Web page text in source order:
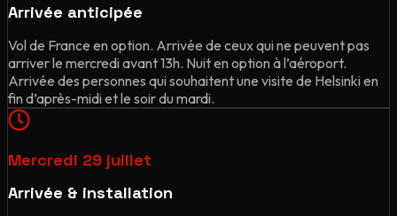
Arrivée anticipée
Vol de France en option. Arrivée de ceux qui ne peuvent pas
arriver le mercredi avant 13h. Nuit en option à l’aéroport.
Arrivée des personnes qui souhaitent une visite de Helsinki en
fin d’après-midi et le soir du mardi.
Mercredi 29 juillet
Arrivée & installation